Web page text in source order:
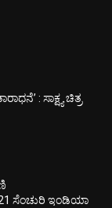
: ಸಾಕ್ಷ್ಯ ಚಿತ್ರ
ಸೆಂಚುರಿ ಇಂಡಿಯಾ